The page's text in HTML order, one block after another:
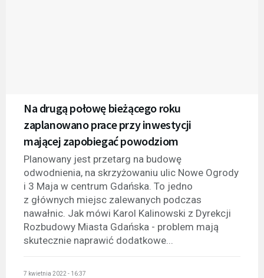
Na drugą połowę bieżącego roku
zaplanowano prace przy inwestycji
mającej zapobiegać powodziom
Planowany jest przetarg na budowę
odwodnienia, na skrzyżowaniu ulic Nowe Ogrody
i 3 Maja w centrum Gdańska. To jedno
z głównych miejsc zalewanych podczas
nawałnic. Jak mówi Karol Kalinowski z Dyrekcji
Rozbudowy Miasta Gdańska - problem mają
skutecznie naprawić dodatkowe...
7 kwietnia 2022 - 16:37